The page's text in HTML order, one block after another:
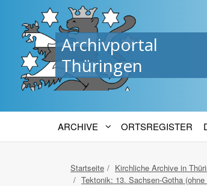
Archivportal
Thüringen
ARCHIVE ORTSREGISTER
Startseite Kirchliche Archive in
Tektonik: 13. Sachsen-Gotha (ohne